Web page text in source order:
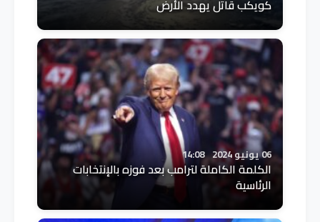
كويكب قاتل يهدد الأرض
06 يونيو 2024 14:08
الكلمة الكاملة لترامب بعد فوزه بالإنتخابات
الرئاسية